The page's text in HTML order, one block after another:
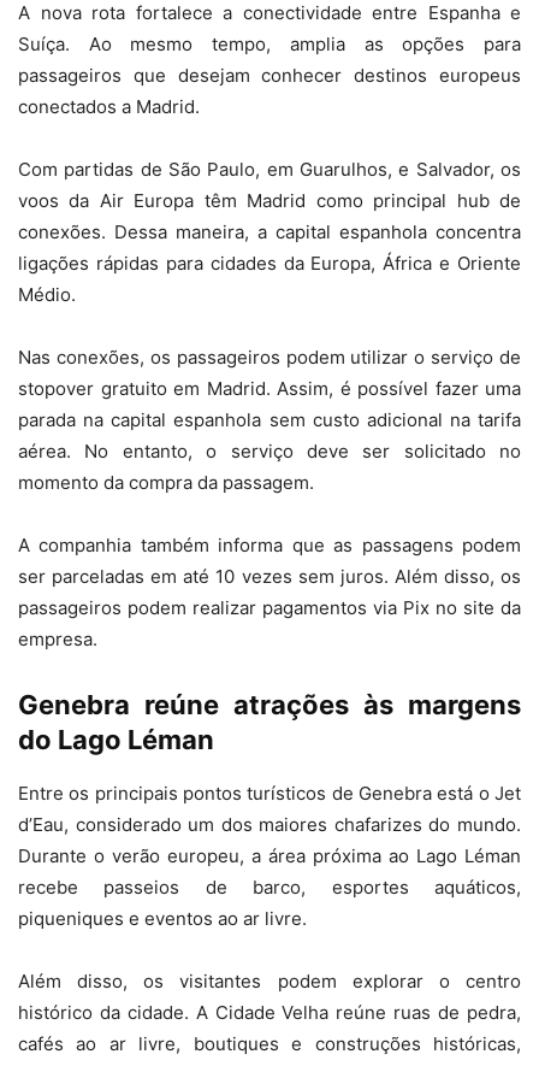
A nova rota fortalece a conectividade entre Espanha e
Suíça. Ao mesmo tempo, amplia as opções para
passageiros que desejam conhecer destinos europeus
conectados a Madrid.
Com partidas de São Paulo, em Guarulhos, e Salvador, os
voos da Air Europa têm Madrid como principal hub de
conexões. Dessa maneira, a capital espanhola concentra
ligações rápidas para cidades da Europa, África e Oriente
Médio.
Nas conexões, os passageiros podem utilizar o serviço de
stopover gratuito em Madrid. Assim, é possível fazer uma
parada na capital espanhola sem custo adicional na tarifa
aérea. No entanto, o serviço deve ser solicitado no
momento da compra da passagem.
A companhia também informa que as passagens podem
ser parceladas em até 10 vezes sem juros. Além disso, os
passageiros podem realizar pagamentos via Pix no site da
empresa.
Genebra reúne atrações às margens
do Lago Léman
Entre os principais pontos turísticos de Genebra está o Jet
d’Eau, considerado um dos maiores chafarizes do mundo.
Durante o verão europeu, a área próxima ao Lago Léman
recebe passeios de barco, esportes aquáticos,
piqueniques e eventos ao ar livre.
Além disso, os visitantes podem explorar o centro
histórico da cidade. A Cidade Velha reúne ruas de pedra,
cafés ao ar livre, boutiques e construções históricas,